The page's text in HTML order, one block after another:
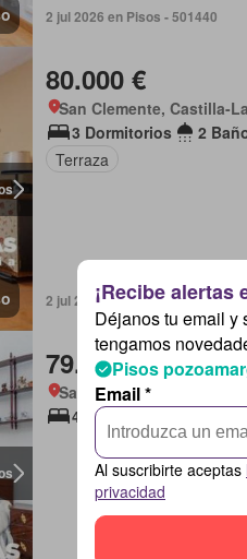
2 jul 2026 en Pisos - 501440
80.000 €
San Clemente, Castilla-
3 Dormitorios
2
Terraza
2 jul 2026 en Pisos - 501440
79.000 €
San Clemente, Castilla-La
4 Dormitorios
Déjanos tu email y
tengamos
Pisos
Email *
Al suscribirte aceptas
privacidad